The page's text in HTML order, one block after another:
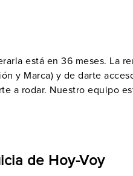
está en 36 meses. La
y Marca) y de darte
a rodar. Nuestro equipo
de Hoy-Voy